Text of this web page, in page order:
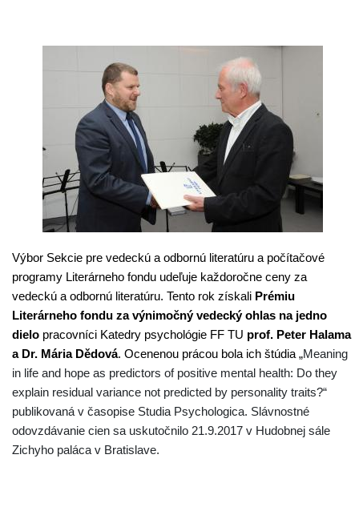
Výbor Sekcie pre vedeckú a odbornú literatúru a počítačové
programy Literárneho fondu udeľuje každoročne ceny za
vedeckú a odbornú literatúru. Tento rok získali Prémiu
Literárneho fondu za výnimočnývedecký ohlas na jedno
dielo pracovníci Katedry psychológie FF TU prof. Peter Halama
a Dr. Mária Dědová. Ocenenou prácou bola ich štúdia „Meaning
in life and hope as predictors of positive mental health: Do they
explain residual variance not predicted by personality traits?“
publikovaná v časopise Studia Psychologica. Slávnostné
odovzdávanie cien sa uskutočnilo 21.9.2017 v Hudobnej sále
Zichyho paláca v Bratislave.